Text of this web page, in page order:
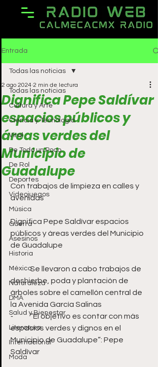
Entrada
Todas las noticias
Cultura y Arte
Ciencia y Tecnología
Viral
De Todo un Poco
De Rol
Deportes
Videojuegos
Música
Guerra
Asesinos
Historia
México
Naturaleza
DMA
Salud y Bienestar
Literatura
Internacional
Moda
Todas las noticias
Dignifica Pepe Saldívar
espacios públicos y
áreas verdes del
Municipio de
Guadalupe
2 ago 2024 2 min de lectura
Con trabajos de limpieza en calles y
avenidas
Dignifica Pepe Saldívar espacios
públicos y áreas verdes del Municipio
de Guadalupe
-	Se llevaron a cabo trabajos de
deshierbe, poda y plantación de
árboles sobre el camellón central de
la Avenida García Salinas
-	“El objetivo es contar con más
espacios verdes y dignos en el
Municipio de Guadalupe”: Pepe
Saldívar